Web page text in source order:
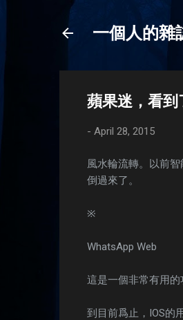
一個人的雜
蘋果迷，看到
- April 28, 2015
風水輪流轉。以前
倒過來了。
※
WhatsApp Web
這是一個非常有用的
到目前爲止，IOS的